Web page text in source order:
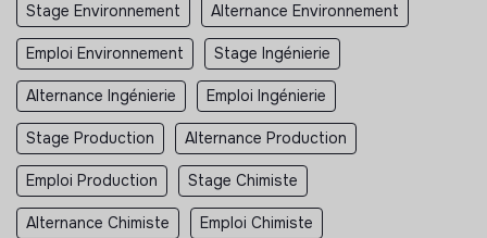
Stage Environnement Alternance Environnement
Emploi Environnement Stage Ingénierie
Alternance Ingénierie Emploi Ingénierie
Stage Production Alternance Production
Emploi Production Stage Chimiste
Alternance Chimiste Emploi Chimiste